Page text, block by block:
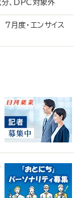
成分、DPC対象外
度・エンサイス